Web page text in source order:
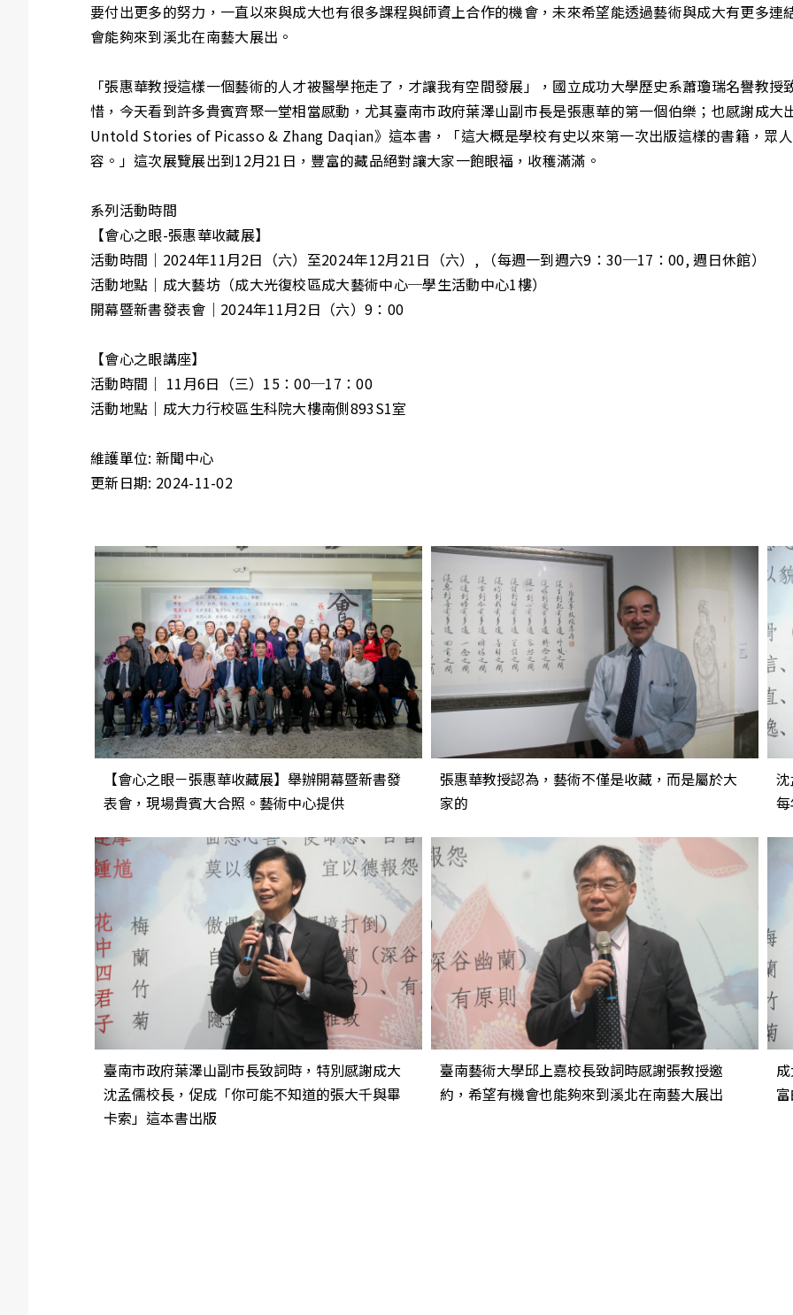
要付出更多的努力，一直以來與成大也有很多課程與師資上合作的機會，未來希望能透過藝術與成大有更多
會能夠來到溪北在南藝大展出。
「張惠華教授這樣一個藝術的人才被醫學拖走了，才讓我有空間發展」，國立成功大學歷史系蕭瓊瑞名譽教
惜，今天看到許多貴賓齊聚一堂相當感動，尤其臺南市政府葉澤山副市長是張惠華的第一個伯樂；也感謝成
Untold Stories of Picasso & Zhang Daqian》這本書，「這大概是學校有史以來第一次出版這樣的書籍，眾
容。」這次展覽展出到12月21日，豐富的藏品絕對讓大家一飽眼福，收穫滿滿。
系列活動時間
【會心之眼-張惠華收藏展】
活動時間｜2024年11月2日（六）至2024年12月21日（六）, （每週一到週六9：30─17：00, 週日休館）
活動地點｜成大藝坊（成大光復校區成大藝術中心─學生活動中心1樓）
開幕暨新書發表會｜2024年11月2日（六）9：00
【會心之眼講座】
活動時間｜ 11月6日（三）15：00─17：00
活動地點｜成大力行校區生科院大樓南側893S1室
維護單位: 新聞中心
更新日期: 2024-11-02
【會心之眼－張惠華收藏展】舉辦開幕暨新書發
表會，現場貴賓大合照。藝術中心提供
張惠華教授認為，藝術不僅是收藏，而是屬於大
家的
臺南市政府葉澤山副市長致詞時，特別感謝成大
沈孟儒校長，促成「你可能不知道的張大千與畢
卡索」這本書出版
臺南藝術大學邱上嘉校長致詞時感謝張教授邀
約，希望有機會也能夠來到溪北在南藝大展出